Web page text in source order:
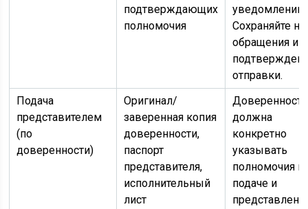
подтверждающих
полномочия
Сохраняйте
обращения и
отправки.
Подача
представителем
(по
доверенности)
Оригинал/
заверенная копия
доверенности,
паспорт
представителя,
исполнительный
лист
Доверенность
должна
конкретно
указывать
полномочия
подаче и